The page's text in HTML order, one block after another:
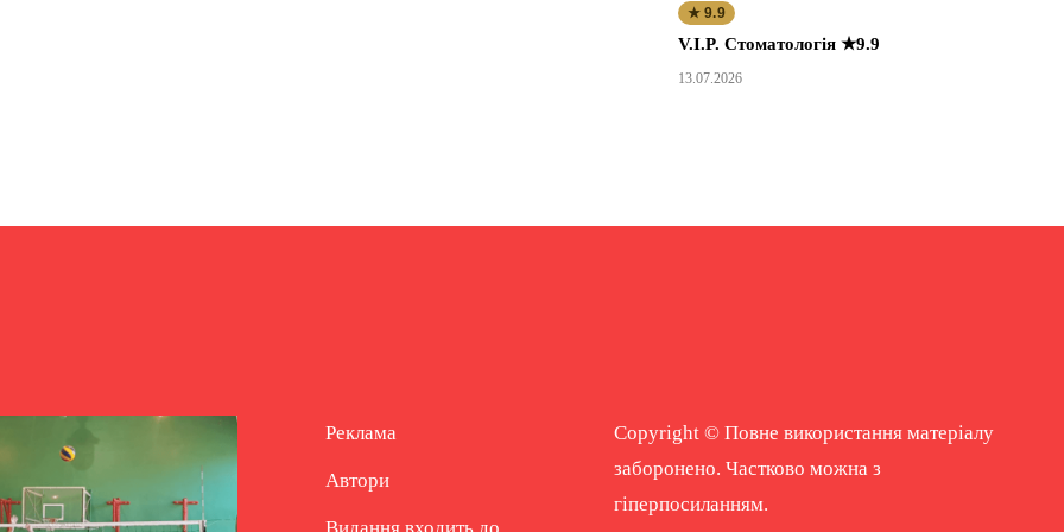
★ 9.9
V.I.P. Стоматологія ★9.9
13.07.2026
Реклама
Автори
Copyright © Повне використання матеріалу
заборонено. Частково можна з
гіперпосиланням.